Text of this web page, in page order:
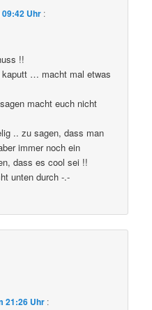
09:42 Uhr :
!!
kaputt … macht mal etwas
macht euch nicht
.. zu sagen, dass man
immer noch ein
dass es cool sei !!
unten durch -.-
21:26 Uhr :